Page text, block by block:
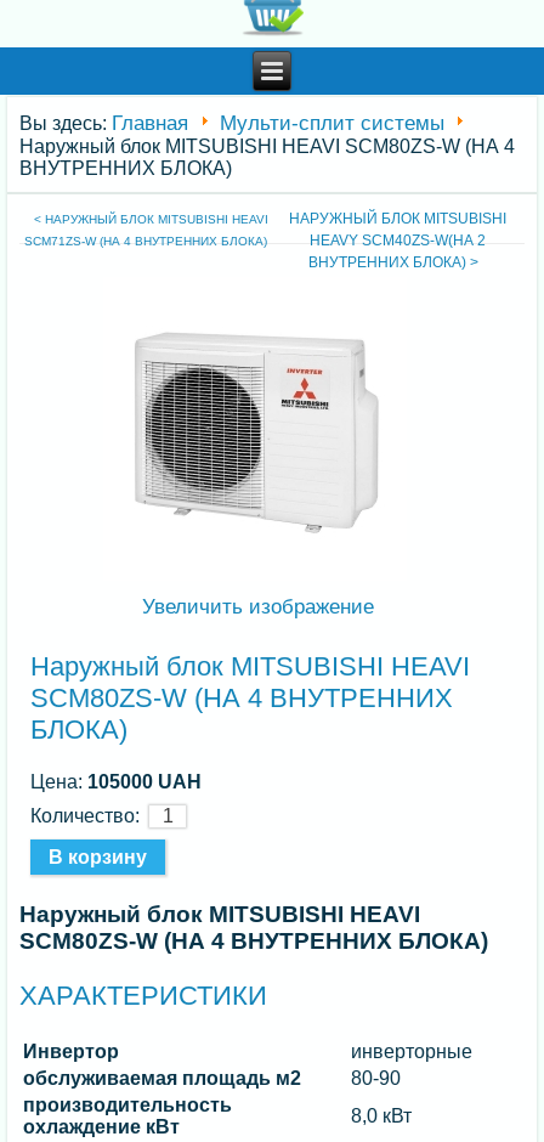
Вы здесь: Главная Мульти-сплит системы
Наружный блок MITSUBISHI HEAVI SCM80ZS-W (НА 4
ВНУТРЕННИХ БЛОКА)
< НАРУЖНЫЙ БЛОК MITSUBISHI HEAVI
SCM71ZS-W (НА 4 ВНУТРЕННИХ БЛОКА)
НАРУЖНЫЙ БЛОК MITSUBISHI
HEAVY SCM40ZS-W(НА 2
ВНУТРЕННИХ БЛОКА) >
Увеличить изображение
Наружный блок MITSUBISHI HEAVI
SCM80ZS-W (НА 4 ВНУТРЕННИХ
БЛОКА)
Цена: 105000 UAH
Количество:
Наружный блок MITSUBISHI HEAVI
SCM80ZS-W (НА 4 ВНУТРЕННИХ БЛОКА)
ХАРАКТЕРИСТИКИ
Инвертор
инверторные
обслуживаемая площадь м2
80-90
производительность
охлаждение кВт
8,0 кВт